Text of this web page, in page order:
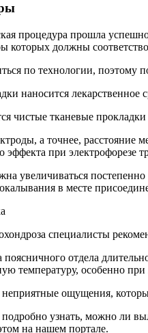
процедура прошла
которых должны
по технологии, поэтому
наносится
чистые тканевые прокладки
а точнее,
эффекта при электрофорезе
увеличиваться
в месте
специалисты
поясничного отдела
температуру, особенно при
ощущения,
узнать, можно ли
на нашем портале.